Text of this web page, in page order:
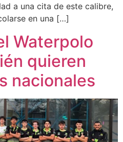
a una cita de este calibre,
en una […]
Waterpolo
quieren
nacionales